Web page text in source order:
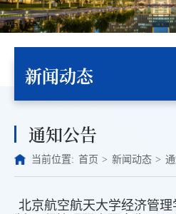
新闻动态
通知公告
当前位置: 首页 > 新闻动态 >
北京航空航天大学经济管理